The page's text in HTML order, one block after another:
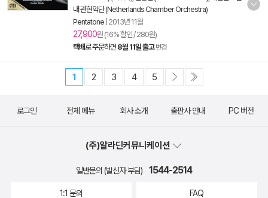
내 관현악단 (Netherlands Chamber Orchestra)
Pentatone 2013년 11월
27,900원 (16% 할인 / 280원)
택배로 주문하면 8월 11일 출고 변경
1 2 3 4 5
로그인 전체 메뉴 회사 소개 출판사 안내 PC 버전
(주)알라딘커뮤니케이션
일반문의 (발신자 부담) 1544-2514
1:1 문의 FAQ